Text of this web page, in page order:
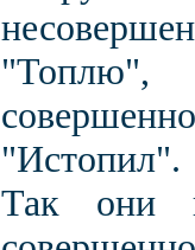
"Истопил".
Так они